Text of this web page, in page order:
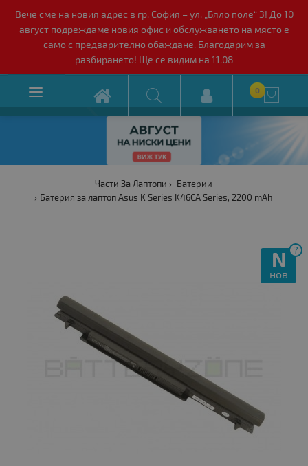
Вече сме на новия адрес в гр. София – ул. „Бяло поле“ 3! До 10
август подреждаме новия офис и обслужването на място е
само с предварително обаждане. Благодарим за
разбирането! Ще се видим на 11.08
 0 
Части За Лаптопи
Батерии
Батерия за лаптоп Asus K Series K46CA Series, 2200 mAh
?
N
нов